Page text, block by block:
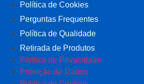
Política de Cookies
Perguntas Frequentes
Política de Qualidade
Retirada de Produtos
Política de Privacidade
Proteção de Dados